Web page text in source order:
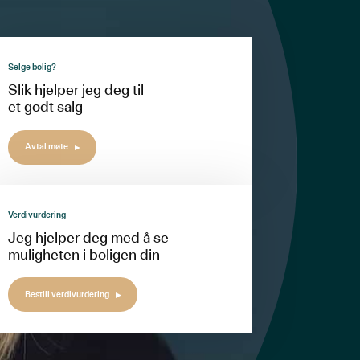
Selge bolig?
Slik hjelper jeg deg til
et godt salg
Avtal møte
Verdivurdering
Jeg hjelper deg med å se
muligheten i boligen din
Bestill verdivurdering